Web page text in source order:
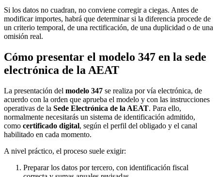
Si los datos no cuadran, no conviene corregir a ciegas. Antes de
modificar importes, habrá que determinar si la diferencia procede de
un criterio temporal, de una rectificación, de una duplicidad o de una
omisión real.
Cómo presentar el modelo 347 en la sede
electrónica de la AEAT
La presentación del modelo 347 se realiza por vía electrónica, de
acuerdo con la orden que aprueba el modelo y con las instrucciones
operativas de la Sede Electrónica de la AEAT. Para ello,
normalmente necesitarás un sistema de identificación admitido,
como certificado digital, según el perfil del obligado y el canal
habilitado en cada momento.
A nivel práctico, el proceso suele exigir:
Preparar los datos por tercero, con identificación fiscal